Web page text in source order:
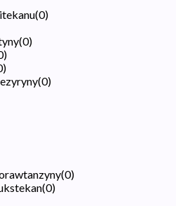
(0)
(0)
)
)
(0)
(0)
(0)